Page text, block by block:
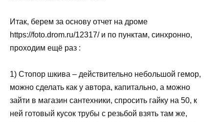
Итак, берем за основу отчет на дроме
https://foto.drom.ru/12317/ и по пунктам, синхронно,
проходим ещё раз :
1) Стопор шкива – действительно небольшой гемор,
можно сделать как у автора, капитально, а можно
зайти в магазин сантехники, спросить гайку на 50, к
ней готовый кусок трубы с резьбой взять там же,